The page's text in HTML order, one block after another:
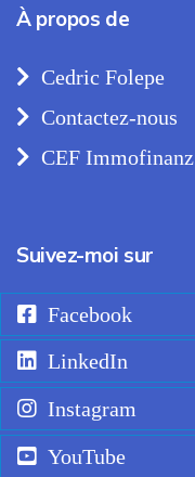
À propos de
Cedric Folepe
Contactez-nous
CEF Immofinanz
Suivez-moi sur
Facebook
LinkedIn
Instagram
YouTube